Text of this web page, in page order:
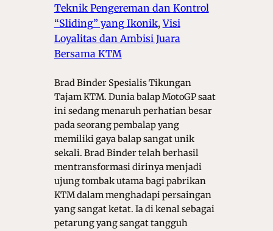
Teknik Pengereman dan Kontrol
“Sliding” yang Ikonik, Visi
Loyalitas dan Ambisi Juara
Bersama KTM
Brad Binder Spesialis Tikungan
Tajam KTM. Dunia balap MotoGP saat
ini sedang menaruh perhatian besar
pada seorang pembalap yang
memiliki gaya balap sangat unik
sekali. Brad Binder telah berhasil
mentransformasi dirinya menjadi
ujung tombak utama bagi pabrikan
KTM dalam menghadapi persaingan
yang sangat ketat. Ia di kenal sebagai
petarung yang sangat tangguh